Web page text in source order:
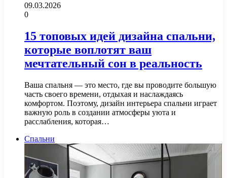
09.03.2026
0
15 топовых идей дизайна спальни,
которые воплотят ваш
мечтательный сон в реальность
Ваша спальня — это место, где вы проводите большую
часть своего времени, отдыхая и наслаждаясь
комфортом. Поэтому, дизайн интерьера спальни играет
важную роль в создании атмосферы уюта и
расслабления, которая…
Спальни